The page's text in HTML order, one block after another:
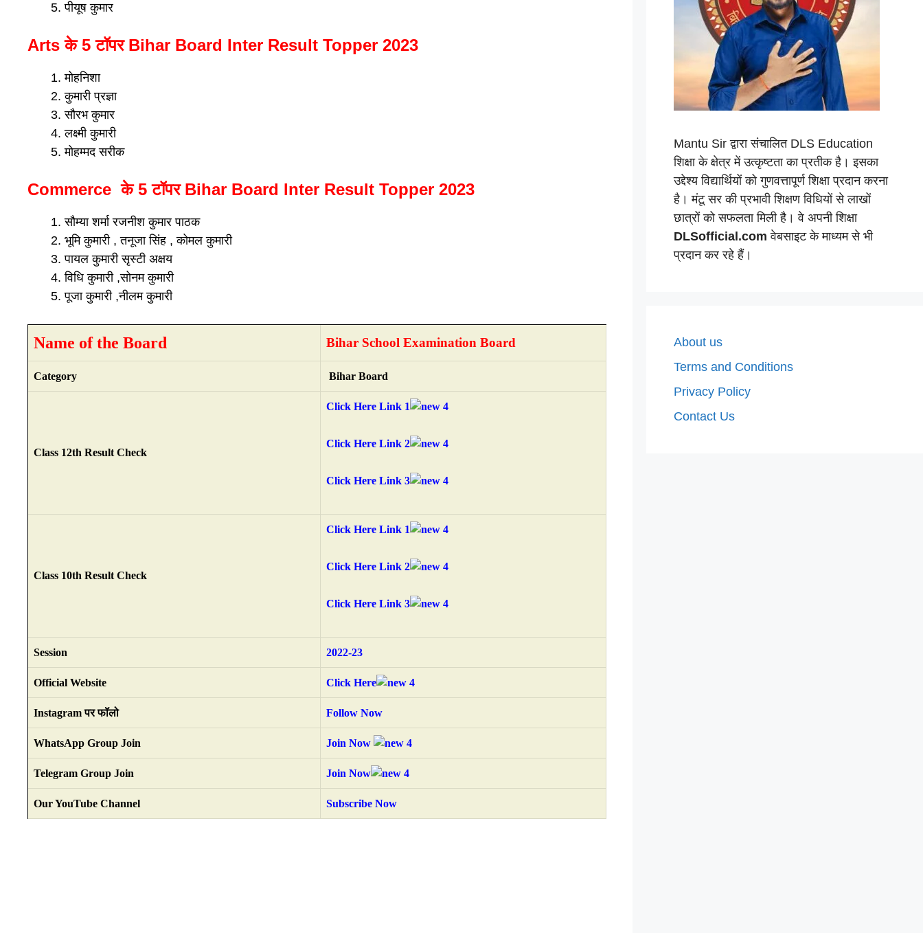
पीयूष कुमार
Arts के 5 टॉपर Bihar Board Inter Result Topper 2023
मोहनिशा
कुमारी प्रज्ञा
सौरभ कुमार
लक्ष्मी कुमारी
मोहम्मद सरीक
Commerce के 5 टॉपर Bihar Board Inter Result Topper 2023
सौम्या शर्मा रजनीश कुमार पाठक
भूमि कुमारी , तनूजा सिंह , कोमल कुमारी
पायल कुमारी सृस्टी अक्षय
विधि कुमारी ,सोनम कुमारी
पूजा कुमारी ,नीलम कुमारी
Name of the Board Bihar School Examination Board
Category Bihar Board
Class 12th Result Check
Click Here Link 1
Click Here Link 2
Click Here Link 3
Class 10th Result Check
Click Here Link 1
Click Here Link 2
Click Here Link 3
Session 2022-23
Official Website Click Here
Instagram पर फॉलो Follow Now
WhatsApp Group Join Join Now
Telegram Group Join Join Now
Our YouTube Channel Subscribe Now
Mantu Sir द्वारा संचालित DLS Education
शिक्षा के क्षेत्र में उत्कृष्टता का प्रतीक है। इसका
उद्देश्य विद्यार्थियों को गुणवत्तापूर्ण शिक्षा प्रदान करना
है। मंटू सर की प्रभावी शिक्षण विधियों से लाखों
छात्रों को सफलता मिली है। वे अपनी शिक्षा
DLSofficial.com वेबसाइट के माध्यम से भी
प्रदान कर रहे हैं।
About us
Terms and Conditions
Privacy Policy
Contact Us